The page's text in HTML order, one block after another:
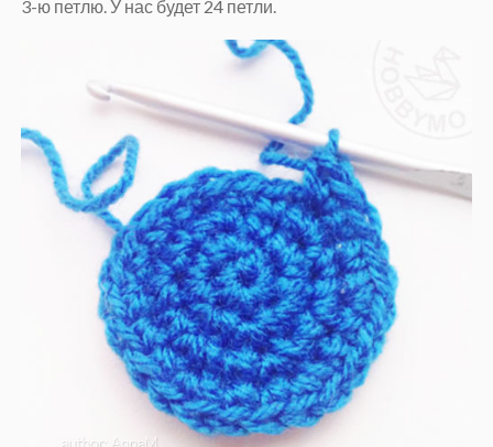
3-ю петлю. У нас будет 24 петли.